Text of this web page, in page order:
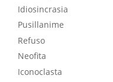
Idiosincrasia
Pusillanime
Refuso
Neofita
Iconoclasta